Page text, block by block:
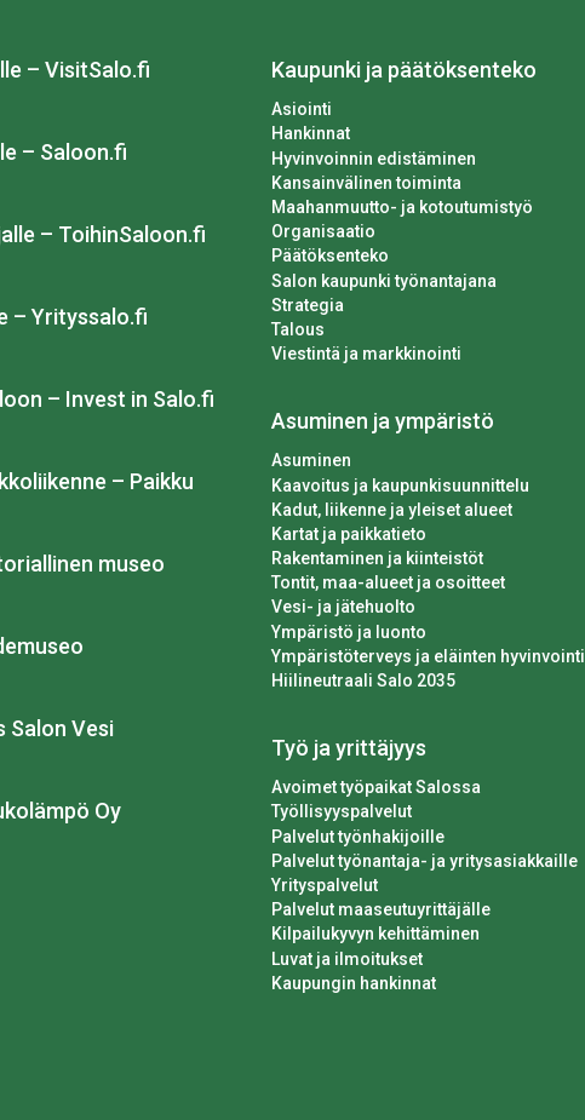
– VisitSalo.fi
– Saloon.fi
– ToihinSaloon.fi
– Yrityssalo.fi
– Invest in Salo.fi
– Paikku
museo
Salon Vesi
Oy
Kaupunki ja päätöksenteko
Asiointi
Hankinnat
Hyvinvoinnin edistäminen
Kansainvälinen toiminta
Maahanmuutto- ja kotoutumistyö
Organisaatio
Päätöksenteko
Salon kaupunki työnantajana
Strategia
Talous
Viestintä ja markkinointi
Asuminen ja ympäristö
Asuminen
Kaavoitus ja kaupunkisuunnittelu
Kadut, liikenne ja yleiset alueet
Kartat ja paikkatieto
Rakentaminen ja kiinteistöt
Tontit, maa-alueet ja osoitteet
Vesi- ja jätehuolto
Ympäristö ja luonto
Ympäristöterveys ja eläinten hyvinvointi
Hiilineutraali Salo 2035
Työ ja yrittäjyys
Avoimet työpaikat Salossa
Työllisyyspalvelut
Palvelut työnhakijoille
Palvelut työnantaja- ja yritysasiakkaille
Yrityspalvelut
Palvelut maaseutuyrittäjälle
Kilpailukyvyn kehittäminen
Luvat ja ilmoitukset
Kaupungin hankinnat